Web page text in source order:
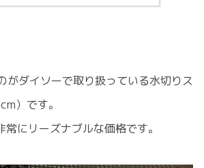
がダイソーで取り扱っている水切りス
）です。
にリーズナブルな価格です。